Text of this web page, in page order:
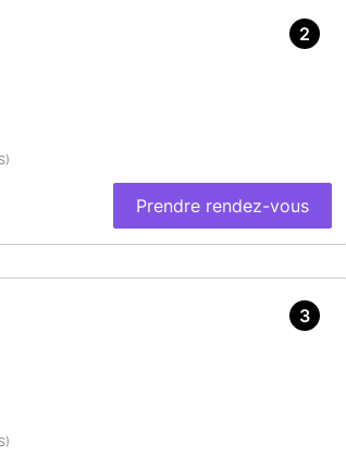
Prendre rendez-vous
2
3